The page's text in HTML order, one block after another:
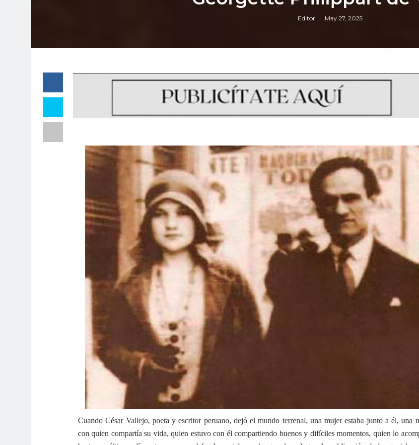
Editor May 27, 2025
Cuando César Vallejo, poeta y escritor peruano, dejó el mundo terrenal, una mujer estaba junto a él, una
con quien compartía su vida, quien estuvo con él compartiendo buenos y difíciles momentos, quien lo